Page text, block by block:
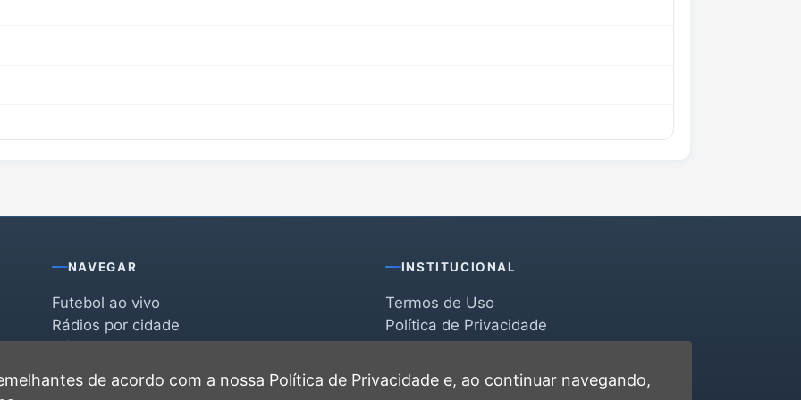
NAVEGAR
Futebol ao vivo
Rádios por cidade
Favoritas
Recentes
INSTITUCIONAL
Termos de Uso
Política de Privacidade
Contato
de acordo com a nossa Política de Privacidadee, ao continuar navegando,